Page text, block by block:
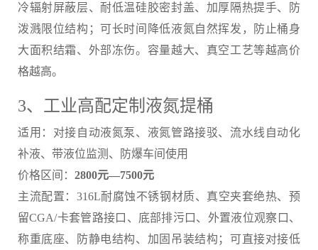
冷辐射屏蔽层、耐低温硅胶密封盖、加厚隔热提手、防
泼溅限位结构；可长时间降低液氮自然挥发，防止桶身
大面积结霜、外部冻伤。容量越大、真空工艺等越高价
格越高。
3、工业高配定制液氮提桶
适用：对接自动液氮泵、液氮管路接驳、流水线自动化
补液、带液位监测、防爆车间使用
价格区间： 2800元—7500元
主流配置：316L耐腐蚀不锈钢材质、真空夹套绝热、预
留CGA/卡套管路接口、底部排污口、外置液位观察口、
称重底座、防静电结构、加固吊装结构；可直接对接低